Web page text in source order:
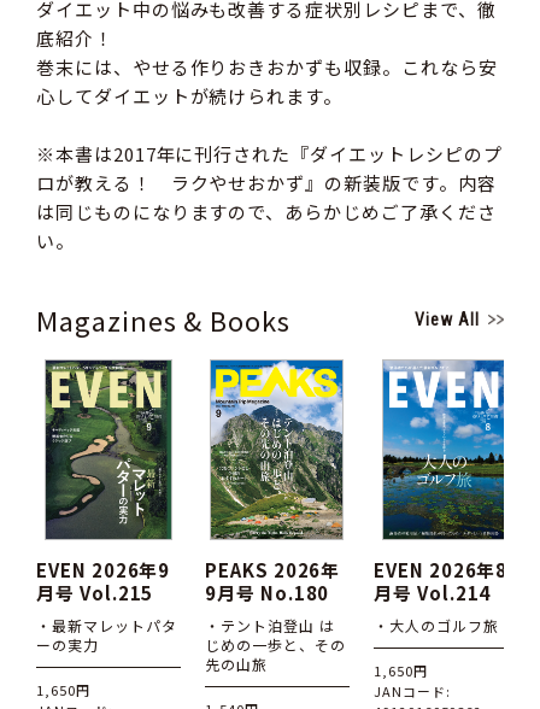
ダイエット中の悩みも改善する症状別レシピまで、徹
底紹介！
巻末には、やせる作りおきおかずも収録。これなら安
心してダイエットが続けられます。
※本書は2017年に刊行された『ダイエットレシピのプ
ロが教える！ ラクやせおかず』の新装版です。内容
は同じものになりますので、あらかじめご了承くださ
い。
Magazines & Books View All
EVEN 2026年9
月号 Vol.215
・最新マレットパタ
ーの実力
1,650円
PEAKS 2026年
9月号 No.180
・テント泊登山 は
じめの一歩と、その
先の山旅
EVEN 2026年8
月号 Vol.214
・大人のゴルフ旅
1,650円
JANコード: